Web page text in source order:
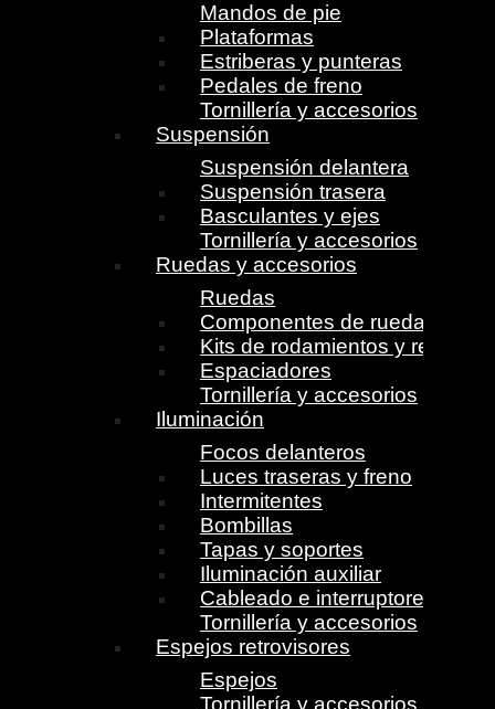
Mandos de pie
Plataformas
Estriberas y punteras
Pedales de freno
Tornillería y accesorios
Suspensión
Suspensión delantera
Suspensión trasera
Basculantes y ejes
Tornillería y accesorios
Ruedas y accesorios
Ruedas
Componentes de ruedas
Kits de rodamientos y retenes
Espaciadores
Tornillería y accesorios
Iluminación
Focos delanteros
Luces traseras y freno
Intermitentes
Bombillas
Tapas y soportes
Iluminación auxiliar
Cableado e interruptores
Tornillería y accesorios
Espejos retrovisores
Espejos
Tornillería y accesorios